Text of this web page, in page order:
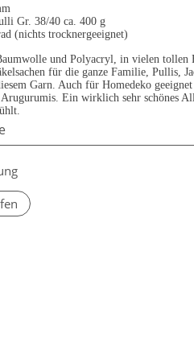
Gr. 38/40 ca. 400 g
(nichts trocknergeeignet)
und Polyacryl, in vielen tollen
für die ganze Familie, Pullis,
Garn. Auch für Homedeko
Ein wirklich sehr schönes